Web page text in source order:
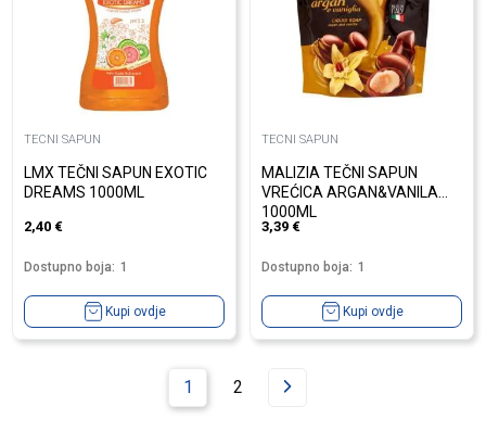
TECNI SAPUN
LMX TEČNI SAPUN EXOTIC
DREAMS 1000ML
2,40 €
Dostupno boja: 1
Kupi ovdje
TECNI SAPUN
MALIZIA TEČNI SAPUN
VREĆICA ARGAN&VANILA
1000ML
3,39 €
Dostupno boja: 1
Kupi ovdje
1 2